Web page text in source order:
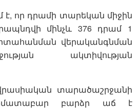
է, որ դրամի տարեկան միջին
մինչև 376 դրամ 1
վերականգնման
ակտիվության
տարածաշրջանի
բարձր աճ է